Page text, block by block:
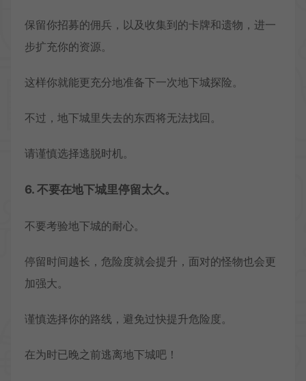
保留你招募的佣兵，以及收集到的卡牌和遗物，进一
步扩充你的资源。
这样你就能更充分地准备下一次地下城探险。
不过，地下城里失去的东西将无法找回。
请谨慎选择逃脱时机。
6. 不要在地下城里停留太久。
不要考验地下城的耐心。
停留时间越长，危险度就会提升，面对的怪物也会更
加强大。
谨慎选择你的路线，避免过快提升危险度。
在为时已晚之前逃离地下城吧！